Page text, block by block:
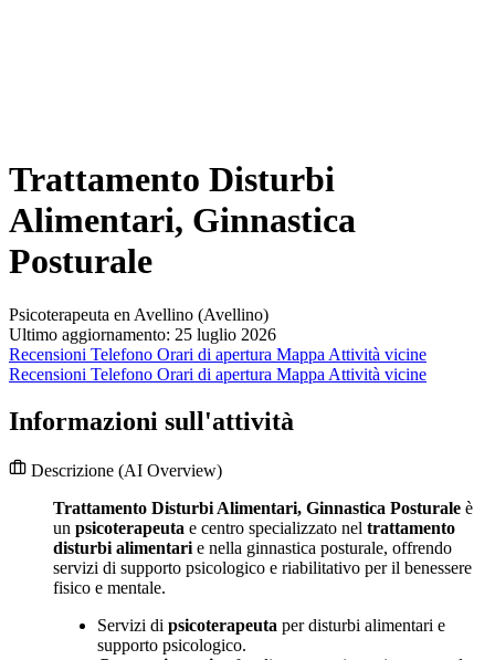
Trattamento Disturbi
Alimentari, Ginnastica
Posturale
Psicoterapeuta en Avellino (Avellino)
Ultimo aggiornamento: 25 luglio 2026
Recensioni Telefono Orari di apertura Mappa Attività vicine
Recensioni Telefono Orari di apertura Mappa Attività vicine
Informazioni sull'attività
Descrizione (AI Overview)
Trattamento Disturbi Alimentari, Ginnastica Posturale è
un psicoterapeuta e centro specializzato nel trattamento
disturbi alimentari e nella ginnastica posturale, offrendo
servizi di supporto psicologico e riabilitativo per il benessere
fisico e mentale.
Servizi di psicoterapeuta per disturbi alimentari e
supporto psicologico.